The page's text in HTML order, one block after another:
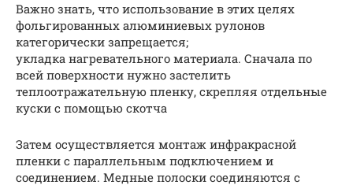
Важно знать, что использование в этих целях
фольгированных алюминиевых рулонов
категорически запрещается;
укладка нагревательного материала. Сначала по
всей поверхности нужно застелить
теплоотражательную пленку, скрепляя отдельные
куски с помощью скотча
Затем осуществляется монтаж инфракрасной
пленки с параллельным подключением и
соединением. Медные полоски соединяются с